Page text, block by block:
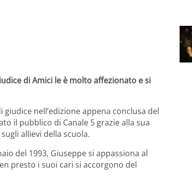
di Amici le è molto affezionato e si
nell’edizione appena conclusa del
il pubblico di Canale 5 grazie alla sua
allievi della scuola.
del 1993, Giuseppe si appassiona al
presto i suoi cari si accorgono del